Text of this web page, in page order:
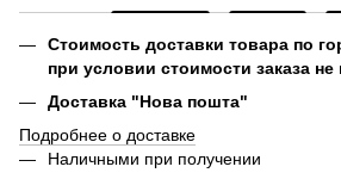
Стоимость доставки товара по
при условии стоимости заказа не
Доставка "Нова пошта"
Подробнее о доставке
Наличными при получении